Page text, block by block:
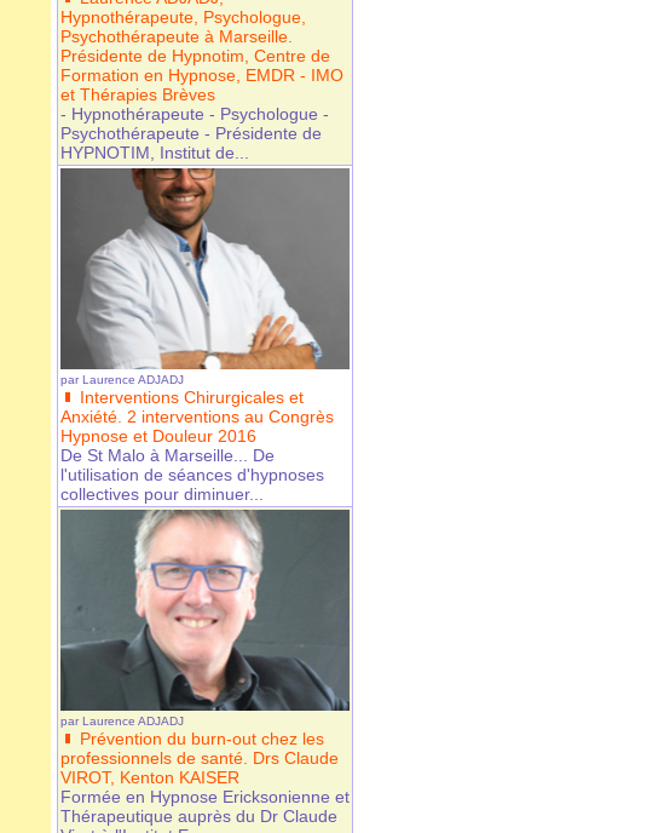
Hypnothérapeute, Psychologue,
Psychothérapeute à Marseille.
Présidente de Hypnotim, Centre de
Formation en Hypnose, EMDR - IMO
et Thérapies Brèves
- Hypnothérapeute - Psychologue -
Psychothérapeute - Présidente de
HYPNOTIM, Institut de...
par Laurence ADJADJ
Interventions Chirurgicales et
Anxiété. 2 interventions au Congrès
Hypnose et Douleur 2016
De St Malo à Marseille... De
l'utilisation de séances d'hypnoses
collectives pour diminuer...
par Laurence ADJADJ
Prévention du burn-out chez les
professionnels de santé. Drs Claude
VIROT, Kenton KAISER
Formée en Hypnose Ericksonienne et
Thérapeutique auprès du Dr Claude